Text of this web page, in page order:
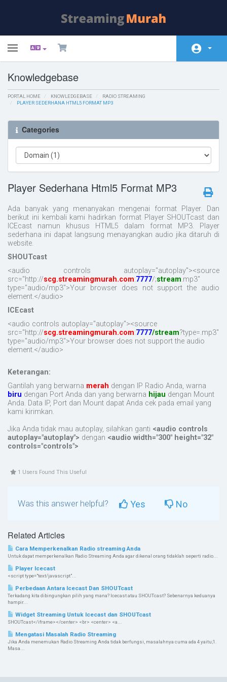
Toggle
Home
Store
Knowledgebase
Network Status
Knowledgebase
PORTAL HOME KNOWLEDGEBASE
RADIO STREAMING
PLAYER SEDERHANA HTML5 FORMAT MP3
Categories
Player Sederhana Html5 Format MP3
Ada banyak yang menanyakan mengenai format Player. Dan
berikut ini kembali kami hadirkan format Player SHOUTcast dan
ICEcast namun khusus HTML5 dalam format MP3. Player
sederhana ini dapat langsung menayangkan audio jika ditaruh di
website.
SHOUTcast
<audio controls autoplay="autoplay"><source
src="http://scg.streamingmurah.com:7777/;stream.mp3"
type="audio/mp3">Your browser does not support the audio
element.</audio>
ICEcast
<audio controls autoplay="autoplay"><source
src="http://scg.streamingmurah.com:7777/stream?type=.mp3"
type="audio/mp3">Your browser does not support the audio
element.</audio>
Keterangan:
Gantilah yang berwarna merah dengan IP Radio Anda, warna
biru dengan Port Anda dan yang berwarna hijau dengan Mount
Anda. Data IP, Port dan Mount dapat Anda cek pada email yang
kami kirimkan.
Jika Anda tidak mau autoplay, silahkan ganti <audio controls
autoplay="autoplay"> dengan <audio width="300" height="32"
controls="controls">
1 Users Found This Useful
Was this answer helpful? Yes No
Related Articles
Cara Memperkenalkan Radio streaming Anda
Untuk dapat memperkenalkan Radio Streaming Anda agar dikenal orang tidaklah seperti radio...
Player Icecast
<script type="text/javascript"...
Perbedaan Antara Icecast Dan SHOUTcast
Terkadang kita dibingungkan pilih yang mana? Icecast atau SHOUTcast? Sebenarnya keduanya
hampir...
Widget Streaming Untuk Icecast dan SHOUTcast
SHOUTcast</iframe></center> <br> <center> <a...
Mengatasi Masalah Radio Streaming
Jika Anda menemukan Radio Streaming Anda tidak berfungsi, masalahnya cuma ada 4 yaitu;1.
Masa...